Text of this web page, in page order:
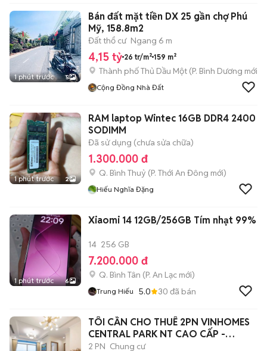
1 phút trước 5
Bán đất mặt tiền DX 25 gần chợ Phú
Mỹ, 158.8m2
Đất thổ cư Ngang 6 m
4,15 tỷ 26 tr/m² 159 m²
Thành phố Thủ Dầu Một (P. Bình Dương mới)
Cộng Đồng Nhà Đất
1 phút trước 2
RAM laptop Wintec 16GB DDR4 2400
SODIMM
Đã sử dụng (chưa sửa chữa)
1.300.000 đ
Q. Bình Thuỷ (P. Thới An Đông mới)
Hiếu Nghĩa Đặng
1 phút trước 6
Xiaomi 14 12GB/256GB Tím nhạt 99%
14 256 GB
7.200.000 đ
Q. Bình Tân (P. An Lạc mới)
Trung Hiếu 5.0 30 đã bán
TÔI CẦN CHO THUÊ 2PN VINHOMES
CENTRAL PARK NT CAO CẤP -
LANDMARK 81
2 PN Chung cư